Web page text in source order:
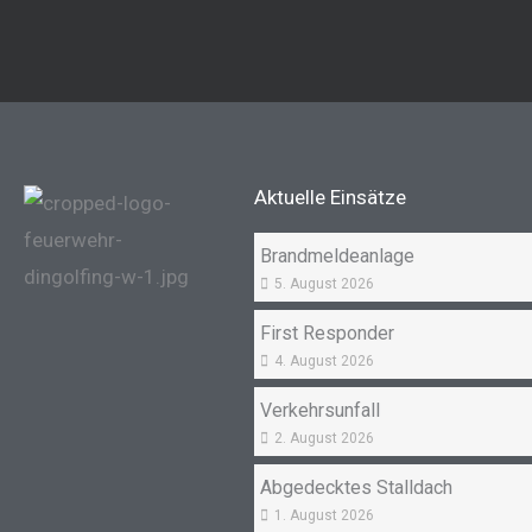
Aktuelle Einsätze
Brandmeldeanlage
5. August 2026
First Responder
4. August 2026
Verkehrsunfall
2. August 2026
Abgedecktes Stalldach
1. August 2026